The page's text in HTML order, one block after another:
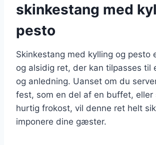
skinkestang med
pesto
Skinkestang med kylling og pesto
og alsidig ret, der kan tilpasses til
og anledning. Uanset om du
fest, som en del af en buffet, eller
hurtig frokost, vil denne ret helt
imponere dine gæster.